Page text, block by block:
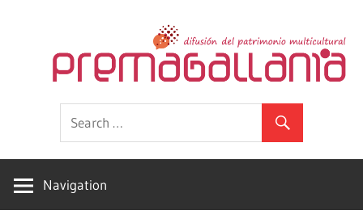
Difusión
social
Patrimonio
Cultural,
Material,Navigation